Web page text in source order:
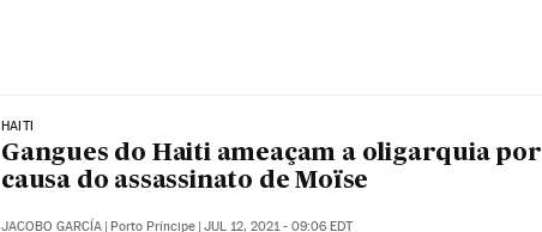
HAITI
Gangues do Haiti ameaçam a oligarquia por
causa do assassinato de Moïse
JACOBO GARCÍA Porto Príncipe JUL 12, 2021 - 09:06 EDT